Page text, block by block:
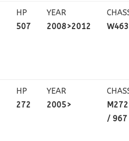
HP
507
YEAR
2008>2012
W463
HP
272
YEAR
2005>
/ 967